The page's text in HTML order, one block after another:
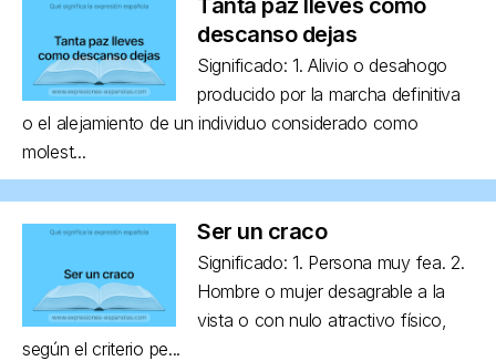
Tanta paz lleves como
descanso dejas
Significado: 1. Alivio o desahogo
producido por la marcha definitiva
o el alejamiento de un individuo considerado como
molest...
Ser un craco
Significado: 1. Persona muy fea. 2.
Hombre o mujer desagrable a la
vista o con nulo atractivo físico,
según el criterio pe...